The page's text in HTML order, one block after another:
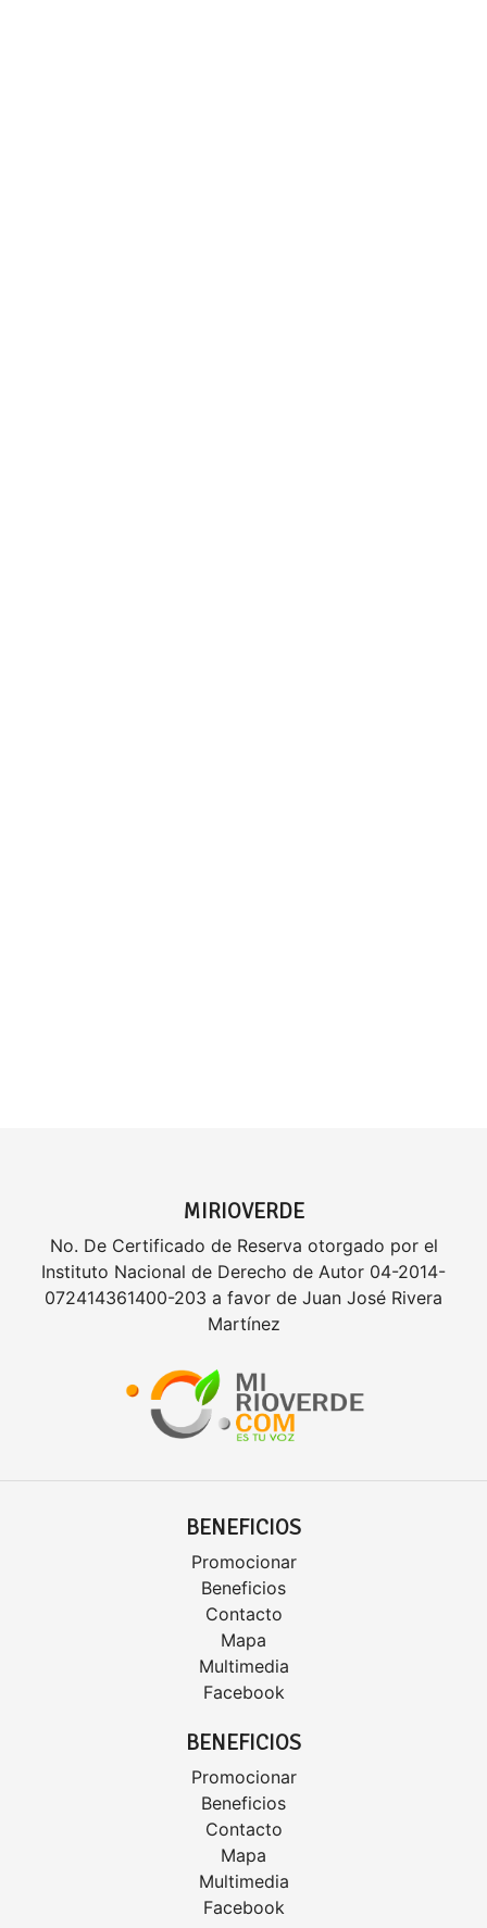
MIRIOVERDE
No. De Certificado de Reserva otorgado por el
Instituto Nacional de Derecho de Autor 04-2014-
072414361400-203 a favor de Juan José Rivera
Martínez
BENEFICIOS
Promocionar
Beneficios
Contacto
Mapa
Multimedia
Facebook
BENEFICIOS
Promocionar
Beneficios
Contacto
Mapa
Multimedia
Facebook